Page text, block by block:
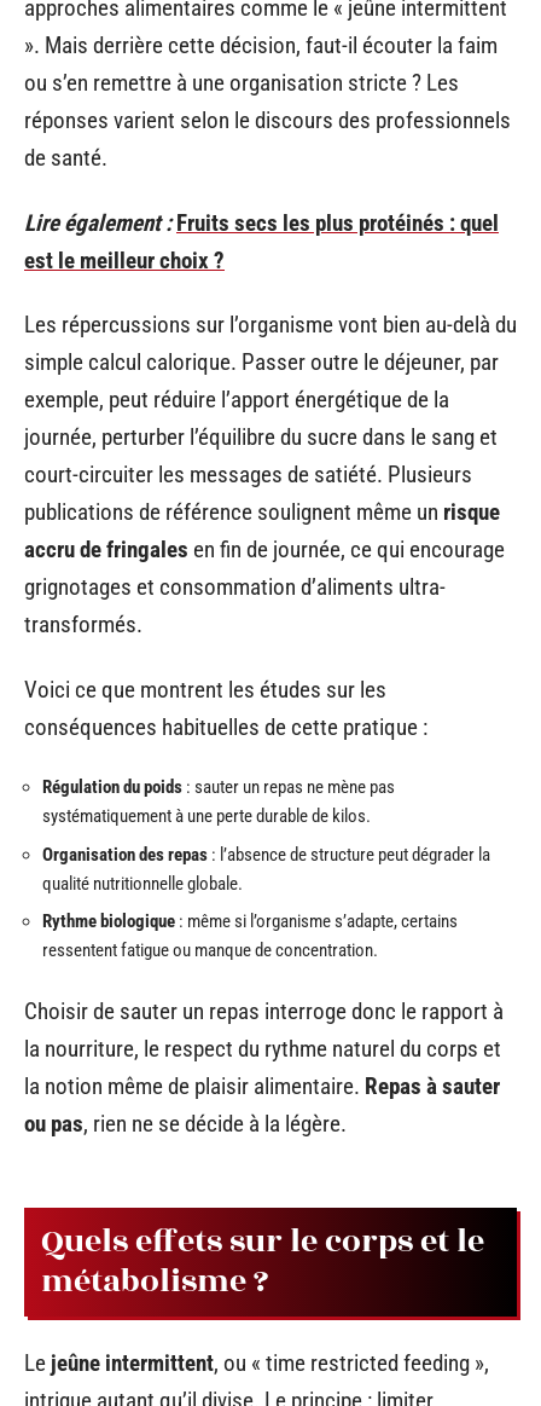
approches alimentaires comme le « jeûne intermittent
». Mais derrière cette décision, faut-il écouter la faim
ou s’en remettre à une organisation stricte ? Les
réponses varient selon le discours des professionnels
de santé.
Lire également : Fruits secs les plus protéinés : quel
est le meilleur choix ?
Les répercussions sur l’organisme vont bien au-delà du
simple calcul calorique. Passer outre le déjeuner, par
exemple, peut réduire l’apport énergétique de la
journée, perturber l’équilibre du sucre dans le sang et
court-circuiter les messages de satiété. Plusieurs
publications de référence soulignent même un risque
accru de fringales en fin de journée, ce qui encourage
grignotages et consommation d’aliments ultra-
transformés.
Voici ce que montrent les études sur les
conséquences habituelles de cette pratique :
Régulation du poids : sauter un repas ne mène pas
systématiquement à une perte durable de kilos.
Organisation des repas : l’absence de structure peut dégrader la
qualité nutritionnelle globale.
Rythme biologique : même si l’organisme s’adapte, certains
ressentent fatigue ou manque de concentration.
Choisir de sauter un repas interroge donc le rapport à
la nourriture, le respect du rythme naturel du corps et
la notion même de plaisir alimentaire. Repas à sauter
ou pas, rien ne se décide à la légère.
Quels effets sur le corps et le
métabolisme ?
Le jeûne intermittent, ou « time restricted feeding »,
intrigue autant qu’il divise. Le principe : limiter